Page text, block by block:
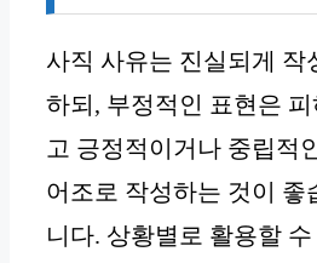
사직 사유는 진실되게 작
하되, 부정적인 표현은
고 긍정적이거나 중립적
어조로 작성하는 것이 좋
니다. 상황별로 활용할 수